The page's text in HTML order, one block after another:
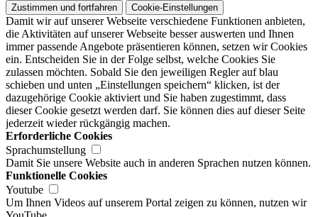
Zustimmen und fortfahren Cookie-Einstellungen
Damit wir auf unserer Webseite verschiedene Funktionen anbieten,
die Aktivitäten auf unserer Webseite besser auswerten und Ihnen
immer passende Angebote präsentieren können, setzen wir Cookies
ein. Entscheiden Sie in der Folge selbst, welche Cookies Sie
zulassen möchten. Sobald Sie den jeweiligen Regler auf blau
schieben und unten „Einstellungen speichern“ klicken, ist der
dazugehörige Cookie aktiviert und Sie haben zugestimmt, dass
dieser Cookie gesetzt werden darf. Sie können dies auf dieser Seite
jederzeit wieder rückgängig machen.
Erforderliche Cookies
Sprachumstellung
Damit Sie unsere Website auch in anderen Sprachen nutzen können.
Funktionelle Cookies
Youtube
Um Ihnen Videos auf unserem Portal zeigen zu können, nutzen wir